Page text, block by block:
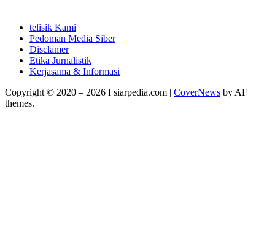
telisik Kami
Pedoman Media Siber
Disclamer
Etika Jurnalistik
Kerjasama & Informasi
Copyright © 2020 – 2026 I siarpedia.com | CoverNews by AF
themes.